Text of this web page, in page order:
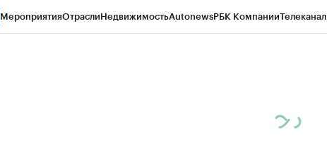
МероприятияОтраслиНедвижимостьAutonewsРБК КомпанииТелеканал